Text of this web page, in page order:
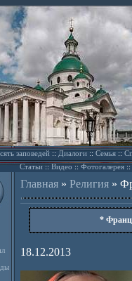
заповедей::Диалоги::Семья::
Статьи::Видео ::Фотогалерея::
Главная» Религия»
*
18.12.2013